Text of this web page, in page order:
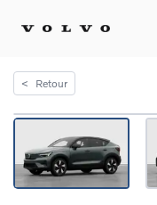
< Retour